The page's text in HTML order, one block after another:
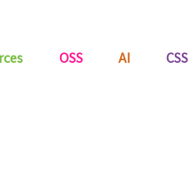
OSS AI CSS